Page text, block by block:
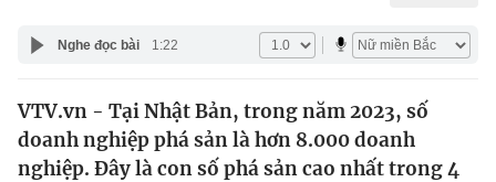
Pháp luật
Thế giới
Công nghệ
Nghe đọc bài 1:22
VTV.vn - Tại Nhật Bản, trong năm 2023, số
doanh nghiệp phá sản là hơn 8.000 doanh
nghiệp. Đây là con số phá sản cao nhất trong 4